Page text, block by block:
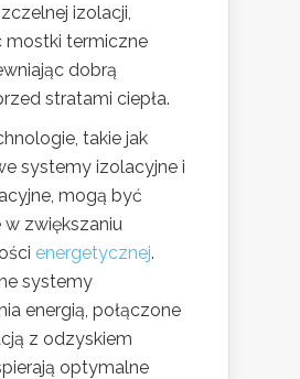
izolacji,
mostki termiczne
dobrą
stratami ciepła.
takie jak
systemy izolacyjne i
mogą być
zwiększaniu
energetycznej.
systemy
energią, połączone
z odzyskiem
optymalne